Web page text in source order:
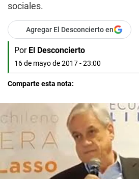
sociales.
Agregar El Desconcierto en
Por El Desconcierto
16 de mayo de 2017 - 23:00
Comparte esta nota: